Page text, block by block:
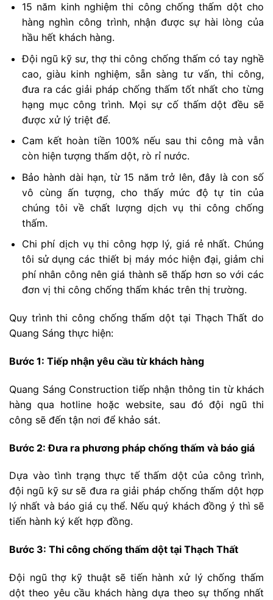
15 năm kinh nghiệm thi công chống thấm dột cho
hàng nghìn công trình, nhận được sự hài lòng của
hầu hết khách hàng.
Đội ngũ kỹ sư, thợ thi công chống thấm có tay nghề
cao, giàu kinh nghiệm, sẵn sàng tư vấn, thi công,
đưa ra các giải pháp chống thấm tốt nhất cho từng
hạng mục công trình. Mọi sự cố thấm dột đều sẽ
được xử lý triệt để.
Cam kết hoàn tiền 100% nếu sau thi công mà vẫn
còn hiện tượng thấm dột, rò rỉ nước.
Bảo hành dài hạn, từ 15 năm trở lên, đây là con số
vô cùng ấn tượng, cho thấy mức độ tự tin của
chúng tôi về chất lượng dịch vụ thi công chống
thấm.
Chi phí dịch vụ thi công hợp lý, giá rẻ nhất. Chúng
tôi sử dụng các thiết bị máy móc hiện đại, giảm chi
phí nhân công nên giá thành sẽ thấp hơn so với các
đơn vị thi công chống thấm khác trên thị trường.
Quy trình thi công chống thấm dột tại Thạch Thất do
Quang Sáng thực hiện:
Bước 1: Tiếp nhận yêu cầu từ khách hàng
Quang Sáng Construction tiếp nhận thông tin từ khách
hàng qua hotline hoặc website, sau đó đội ngũ thi
công sẽ đến tận nơi để khảo sát.
Bước 2: Đưa ra phương pháp chống thấm và báo giá
Dựa vào tình trạng thực tế thấm dột của công trình,
đội ngũ kỹ sư sẽ đưa ra giải pháp chống thấm dột hợp
lý nhất và báo giá cụ thể. Nếu quý khách đồng ý thì sẽ
tiến hành ký kết hợp đồng.
Bước 3: Thi công chống thấm dột tại Thạch Thất
Đội ngũ thợ kỹ thuật sẽ tiến hành xử lý chống thấm
dột theo yêu cầu khách hàng dựa theo sự thống nhất